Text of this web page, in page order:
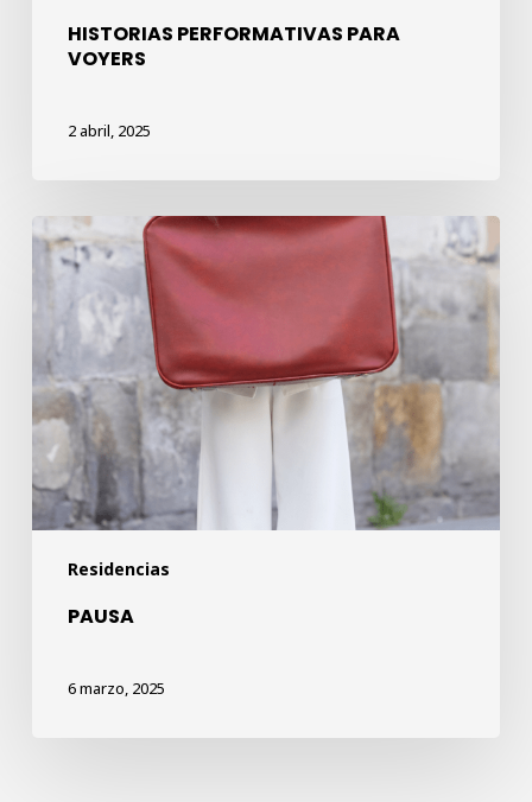
HISTORIAS PERFORMATIVAS PARA
VOYERS
2 abril, 2025
Residencias
PAUSA
PAUSA
6 marzo, 2025